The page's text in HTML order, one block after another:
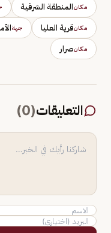
مكانالمنطقة الشرقية
مكانقرية العليا جهة
مكانصرار
التعليقات(
0
)